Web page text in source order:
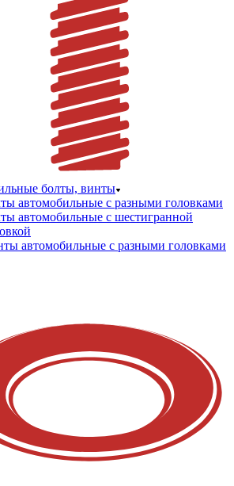
болты, винты
автомобильные с разными головками
автомобильные с шестигранной
автомобильные с разными головками